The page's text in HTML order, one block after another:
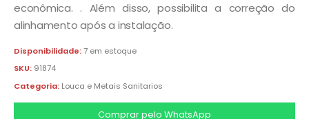
econômica. . Além disso, possibilita a correção do
alinhamento após a instalação.
Disponibilidade:7 em estoque
SKU: 91874
Categoria: Louca e Metais Sanitarios
Comprar pelo WhatsApp